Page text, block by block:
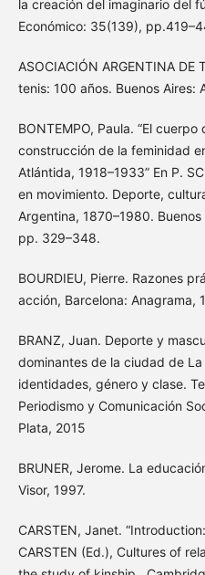
la creación del imaginario del
Económico: 35(139),
ASOCIACIÓN ARGENTINA
tenis: 100 años. Buenos Aires:
BONTEMPO, Paula. “El
construcción de la feminidad
Atlántida, 1918–1933” En P.
en movimiento. Deporte,
Argentina, 1870–1980.
pp. 329–348.
BOURDIEU, Pierre. Razones
acción, Barcelona: Anagrama,
BRANZ, Juan. Deporte y
dominantes de la ciudad de
identidades, género y clase.
Periodismo y Comunicación
Plata, 2015
BRUNER, Jerome. La
Visor, 1997.
CARSTEN, Janet.
CARSTEN (Ed.), Cultures of